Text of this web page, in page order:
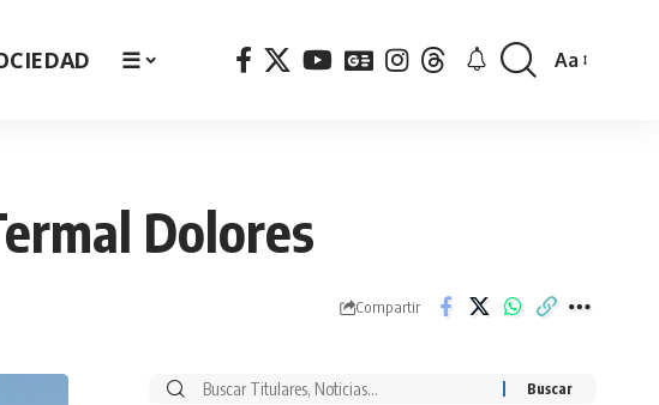
☰
Font
Aa
Dolores
Compartir
Buscar